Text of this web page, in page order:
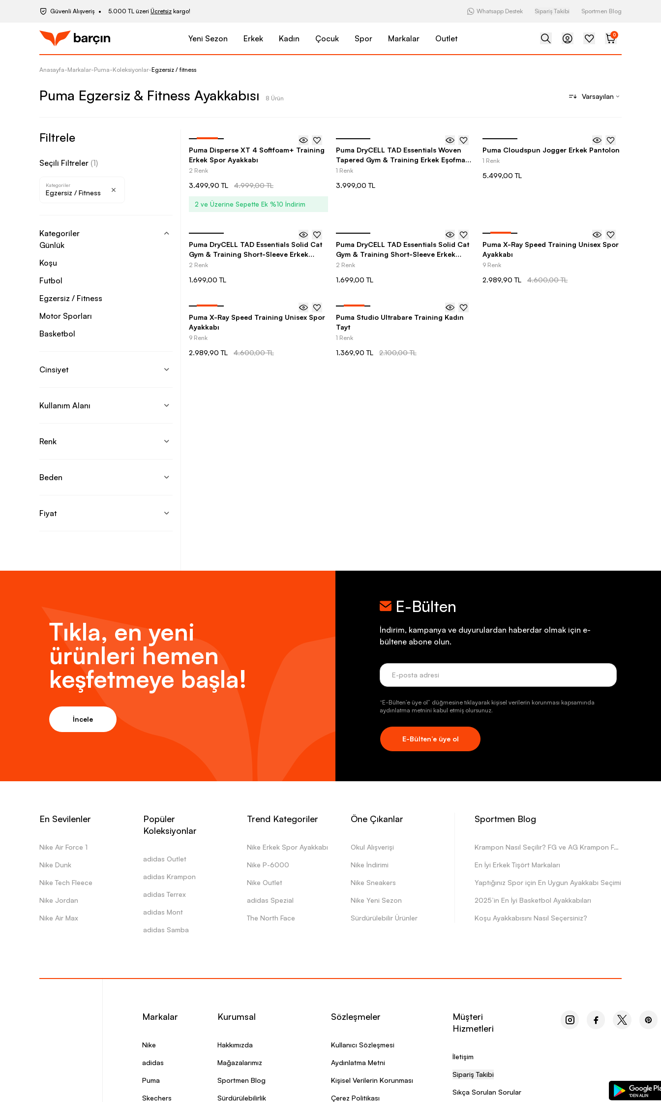
Güvenli Alışveriş 5.000 TL üzeri Ücretsiz kargo! Whatsapp Destek Sipariş Takibi Sportmen Blog
Yeni Sezon Erkek Kadın Çocuk Spor Markalar Outlet 0
Anasayfa-Markalar-Puma-Koleksiyonlar-Egzersiz / fitness
Puma Egzersiz & Fitness Ayakkabısı 8 Ürün Varsayılan
Filtrele
Seçili Filtreler (1)
Kategoriler
Egzersiz / Fitness
Kategoriler
Günlük
Koşu
Futbol
Egzersiz / Fitness
Motor Sporları
Basketbol
Cinsiyet
Kullanım Alanı
Renk
Beden
Fiyat
Puma Disperse XT 4 Softfoam+ Training
Erkek Spor Ayakkabı
2 Renk
3.499,90 TL 4.999,00 TL
2 ve Üzerine Sepette Ek %10 İndirim
Puma DryCELL TAD Essentials Woven
Tapered Gym & Training Erkek Eşofman
Altı
1 Renk
3.999,00 TL
Puma Cloudspun Jogger Erkek Pantolon
1 Renk
5.499,00 TL
Puma DryCELL TAD Essentials Solid Cat
Gym & Training Short-Sleeve Erkek
Tişört
2 Renk
1.699,00 TL
Puma DryCELL TAD Essentials Solid Cat
Gym & Training Short-Sleeve Erkek
Tişört
2 Renk
1.699,00 TL
Puma X-Ray Speed Training Unisex Spor
Ayakkabı
9 Renk
2.989,90 TL 4.600,00 TL
Puma X-Ray Speed Training Unisex Spor
Ayakkabı
9 Renk
2.989,90 TL 4.600,00 TL
Puma Studio Ultrabare Training Kadın
Tayt
1 Renk
1.369,90 TL 2.100,00 TL
Tıkla, en yeni
ürünleri hemen
keşfetmeye başla!
İncele
E-Bülten
İndirim, kampanya ve duyurulardan haberdar olmak için e-
bültene abone olun.
“E-Bülten’e üye ol” düğmesine tıklayarak kişisel verilerin korunması kapsamında
aydınlatma metnini kabul etmiş olursunuz.
E-Bülten’e üye ol
En Sevilenler
Nike Air Force 1
Nike Dunk
Nike Tech Fleece
Nike Jordan
Nike Air Max
Popüler
Koleksiyonlar
adidas Outlet
adidas Krampon
adidas Terrex
adidas Mont
adidas Samba
Trend Kategoriler
Nike Erkek Spor Ayakkabı
Nike P-6000
Nike Outlet
adidas Spezial
The North Face
Öne Çıkanlar
Okul Alışverişi
Nike İndirimi
Nike Sneakers
Nike Yeni Sezon
Sürdürülebilir Ürünler
Sportmen Blog
Krampon Nasıl Seçilir? FG ve AG Krampon Farkları Nelerdir?
En İyi Erkek Tişört Markaları
Yaptığınız Spor için En Uygun Ayakkabı Seçimi
2025’in En İyi Basketbol Ayakkabıları
Koşu Ayakkabısını Nasıl Seçersiniz?
Markalar
Nike
adidas
Puma
Skechers
Kurumsal
Hakkımızda
Mağazalarımız
Sportmen Blog
Sürdürülebilirlik
Sözleşmeler
Kullanıcı Sözleşmesi
Aydınlatma Metni
Kişisel Verilerin Korunması
Çerez Politikası
Müşteri
Hizmetleri
İletişim
Sipariş Takibi
Sıkça Sorulan Sorular